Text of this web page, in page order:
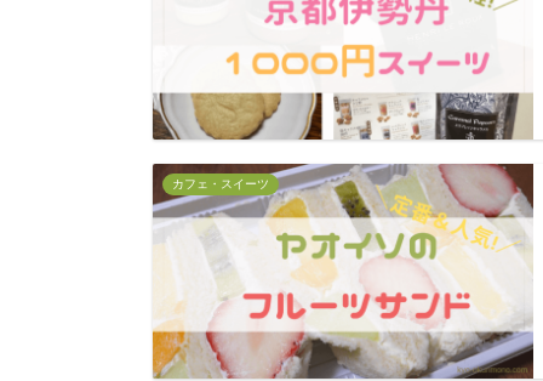
カフェ・スイーツ